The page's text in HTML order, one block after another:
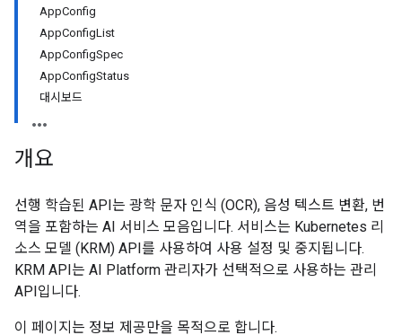
AppConfig
AppConfigList
AppConfigSpec
AppConfigStatus
대시보드
개요
선행 학습된 API는 광학 문자 인식 (OCR), 음성 텍스트 변환, 번
역을 포함하는 AI 서비스 모음입니다. 서비스는 Kubernetes 리
소스 모델 (KRM) API를 사용하여 사용 설정 및 중지됩니다.
KRM API는 AI Platform 관리자가 선택적으로 사용하는 관리
API입니다.
이 페이지는 정보 제공만을 목적으로 합니다.